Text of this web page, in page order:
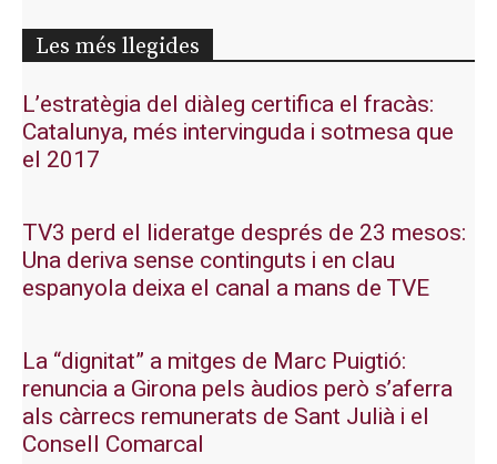
Les més llegides
L’estratègia del diàleg certifica el fracàs:
Catalunya, més intervinguda i sotmesa que
el 2017
TV3 perd el lideratge després de 23 mesos:
Una deriva sense continguts i en clau
espanyola deixa el canal a mans de TVE
La “dignitat” a mitges de Marc Puigtió:
renuncia a Girona pels àudios però s’aferra
als càrrecs remunerats de Sant Julià i el
Consell Comarcal